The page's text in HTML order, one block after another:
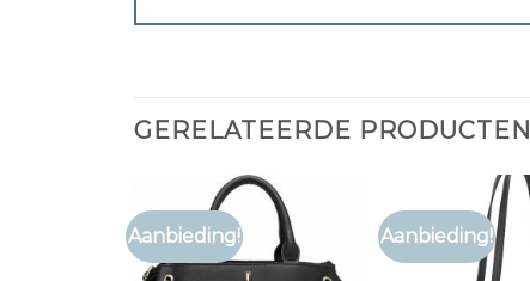
GERELATEERDE PRODUCTEN
Aanbieding! Aanbieding!